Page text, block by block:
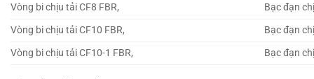
Vòng bi chịu tải CF8 FBR,
Bạc đạn
Vòng bi chịu tải CF10 FBR,
Bạc đạn
Vòng bi chịu tải CF10-1 FBR,
Bạc đạn